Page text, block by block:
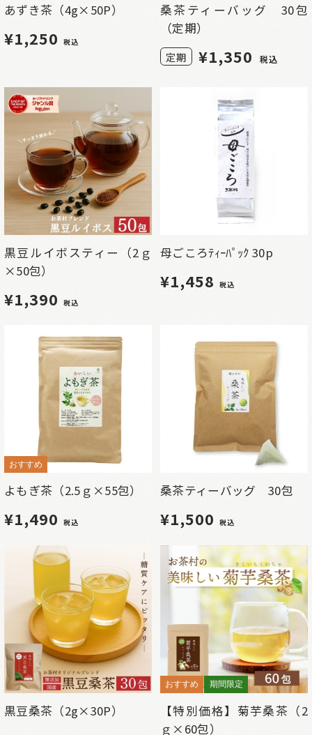
あずき茶（4g×50P）
¥1,250 税込
桑茶ティーバッグ 30包
（定期）
定期 ¥1,350 税込
黒豆ルイボスティー（2ｇ
×50包）
¥1,390 税込
母ごころﾃｨｰﾊﾟｯｸ 30p
¥1,458 税込
おすすめ
よもぎ茶（2.5ｇ×55包）
¥1,490 税込
桑茶ティーバッグ 30包
¥1,500 税込
黒豆桑茶（2g×30P）
おすすめ 期間限定
【特別価格】菊芋桑茶（2
ｇ×60包）